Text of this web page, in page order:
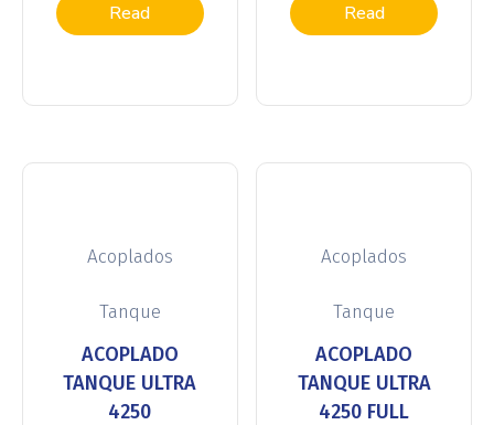
Read
Read
Acoplados
Tanque
ACOPLADO
TANQUE ULTRA
4250
Acoplados
Tanque
ACOPLADO
TANQUE ULTRA
4250 FULL